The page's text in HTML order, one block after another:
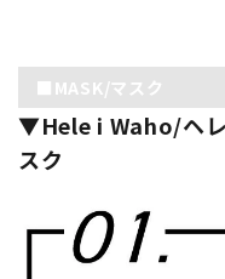
■MASK/マスク
▼Hele i Waho/ヘ
スク